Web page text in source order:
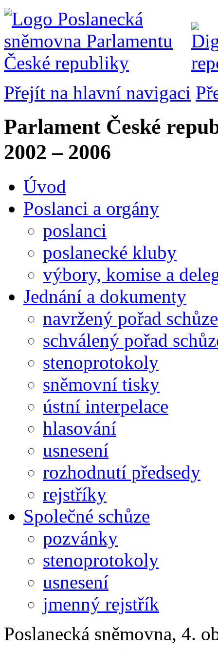
Přejít na hlavní navigaci
Parlament České
2002 – 2006
Úvod
Poslanci a orgány
poslanci
poslanecké kluby
výbory, komise a
Jednání a dokumenty
navržený pořad schůze
schválený pořad
stenoprotokoly
sněmovní tisky
ústní interpelace
hlasování
usnesení
rozhodnutí předsedy
rejstříky
Společné schůze
pozvánky
stenoprotokoly
usnesení
jmenný rejstřík
Poslanecká sněmovna, 4.